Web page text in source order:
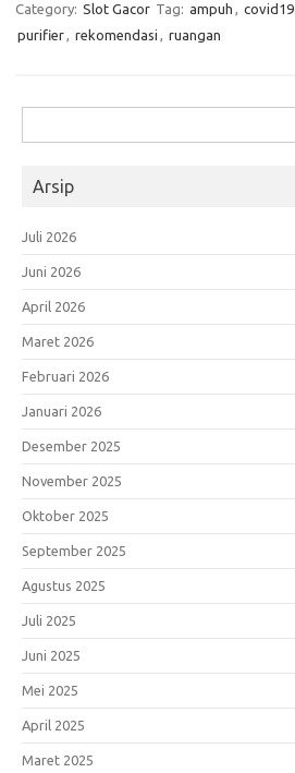
Category: Slot Gacor Tag: ampuh , covid19
purifier, rekomendasi , ruangan
untuk:
Arsip
Juli 2026
Juni 2026
April 2026
Maret 2026
Februari 2026
Januari 2026
Desember 2025
November 2025
Oktober 2025
September 2025
Agustus 2025
Juli 2025
Juni 2025
Mei 2025
April 2025
Maret 2025